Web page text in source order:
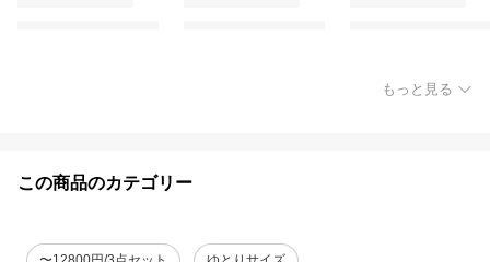
もっと見る
この商品のカテゴリー